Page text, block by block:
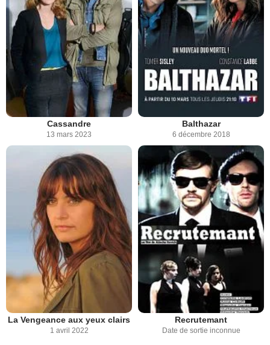
Cassandre
13 mars 2023
Balthazar
6 décembre 2018
La Vengeance aux yeux clairs
1 avril 2022
Recrutemant
Date de sortie inconnue